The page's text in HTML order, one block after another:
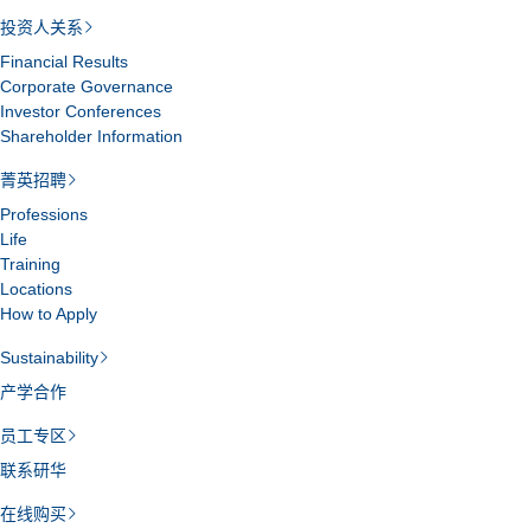
投资人关系
Financial Results
Corporate Governance
Investor Conferences
Shareholder Information
菁英招聘
Professions
Life
Training
Locations
How to Apply
Sustainability
产学合作
员工专区
联系研华
在线购买